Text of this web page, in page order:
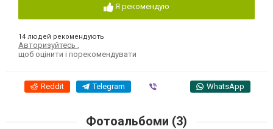
Я рекомендую
14 людей рекомендують
Авторизуйтесь
щоб оцінити і порекомендувати
Reddit Telegram WhatsApp
Фотоальбоми (3)